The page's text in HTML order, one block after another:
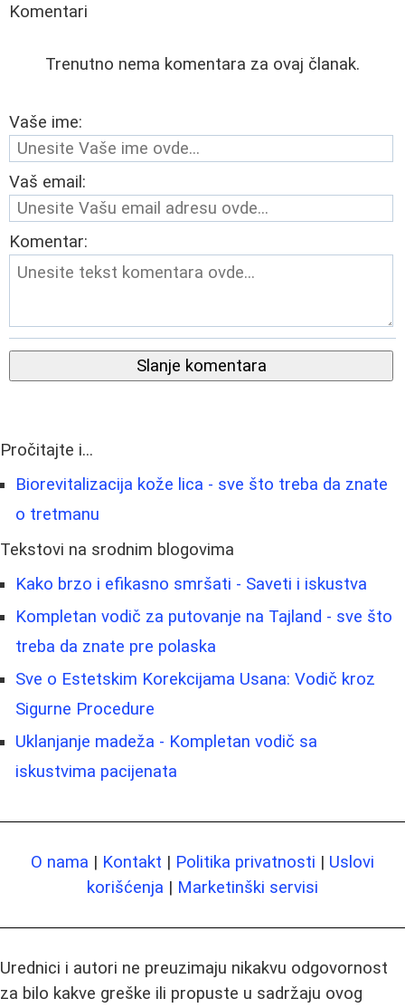
Komentari
Trenutno nema komentara za ovaj članak.
Vaše ime:
Vaš email:
Komentar:
Slanje komentara
Pročitajte i...
Biorevitalizacija kože lica - sve što treba da znate
o tretmanu
Tekstovi na srodnim blogovima
Kako brzo i efikasno smršati - Saveti i iskustva
Kompletan vodič za putovanje na Tajland - sve što
treba da znate pre polaska
Sve o Estetskim Korekcijama Usana: Vodič kroz
Sigurne Procedure
Uklanjanje madeža - Kompletan vodič sa
iskustvima pacijenata
O nama | Kontakt | Politika privatnosti | Uslovi
korišćenja | Marketinški servisi
Urednici i autori ne preuzimaju nikakvu odgovornost
za bilo kakve greške ili propuste u sadržaju ovog